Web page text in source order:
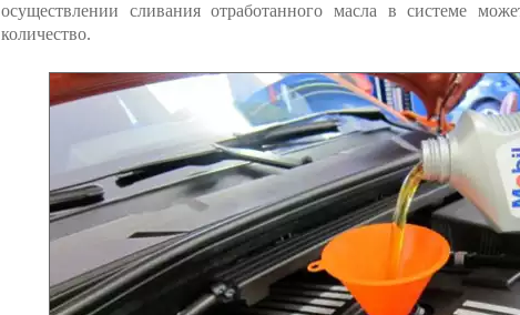
осуществлении сливания отработанного масла в системе
количество.